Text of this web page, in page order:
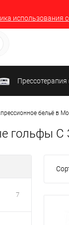
использования
бельё в
гольфы
7